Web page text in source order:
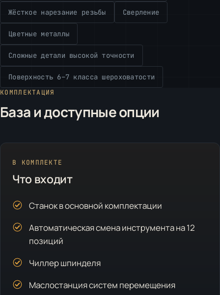
Жёсткое нарезание резьбы Сверление
Цветные металлы
Сложные детали высокой точности
Поверхность 6–7 класса шероховатости
КОМПЛЕКТАЦИЯ
База и доступные опции
В КОМПЛЕКТЕ
Что входит
Станок в основной комплектации
Автоматическая смена инструмента на 12
позиций
Чиллер шпинделя
Маслостанция систем перемещения